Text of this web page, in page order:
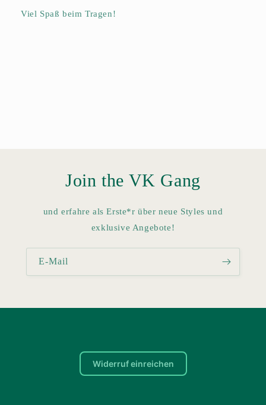
Viel Spaß beim Tragen!
Join the VK Gang
und erfahre als Erste*r über neue Styles und
exklusive Angebote!
E-Mail
Widerruf einreichen